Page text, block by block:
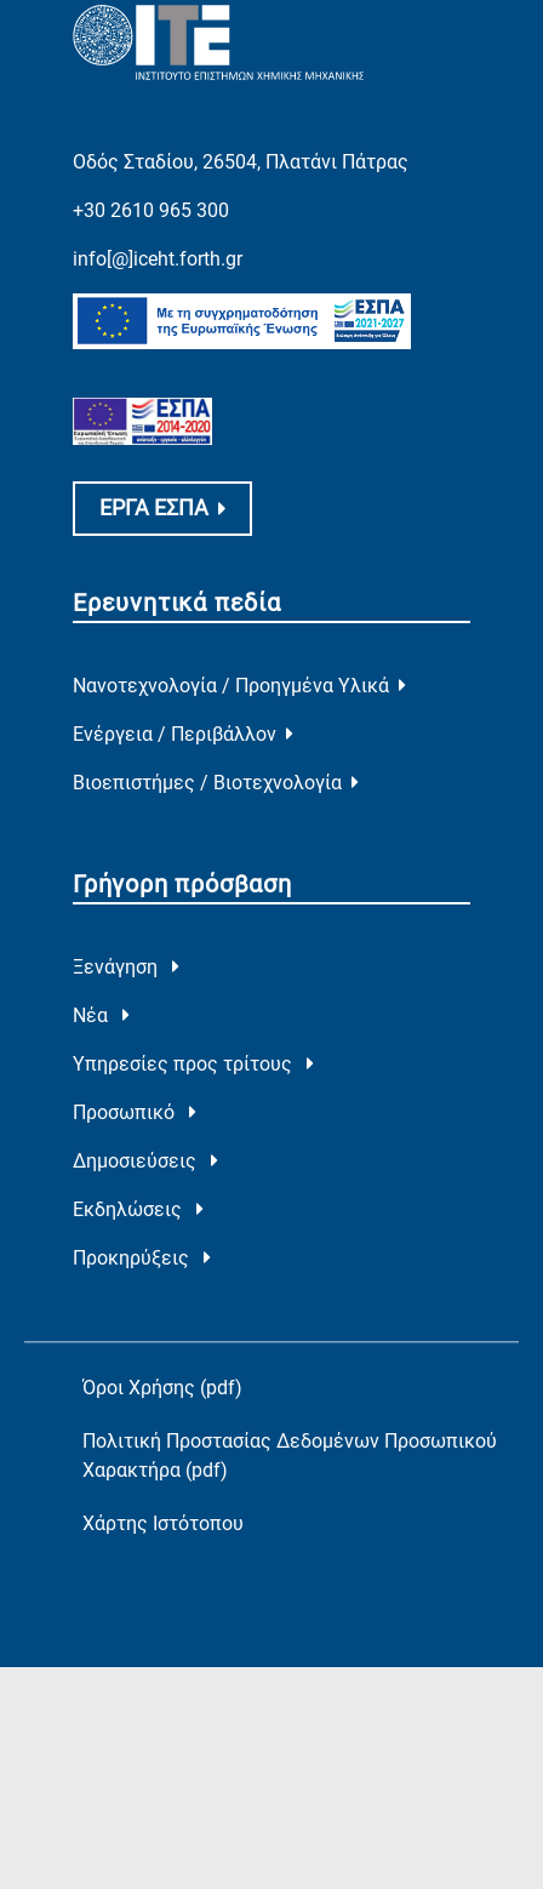
Οδός Σταδίου, 26504, Πλατάνι Πάτρας
+30 2610 965 300
info[@]iceht.forth.gr
ΕΡΓΑ ΕΣΠΑ
Ερευνητικά πεδία
Νανοτεχνολογία / Προηγμένα Υλικά
Ενέργεια / Περιβάλλον
Βιοεπιστήμες / Βιοτεχνολογία
Γρήγορη πρόσβαση
Ξενάγηση
Νέα
Υπηρεσίες προς τρίτους
Προσωπικό
Δημοσιεύσεις
Εκδηλώσεις
Προκηρύξεις
Όροι Χρήσης (pdf)
Πολιτική Προστασίας Δεδομένων Προσωπικού
Χαρακτήρα (pdf)
Χάρτης Ιστότοπου